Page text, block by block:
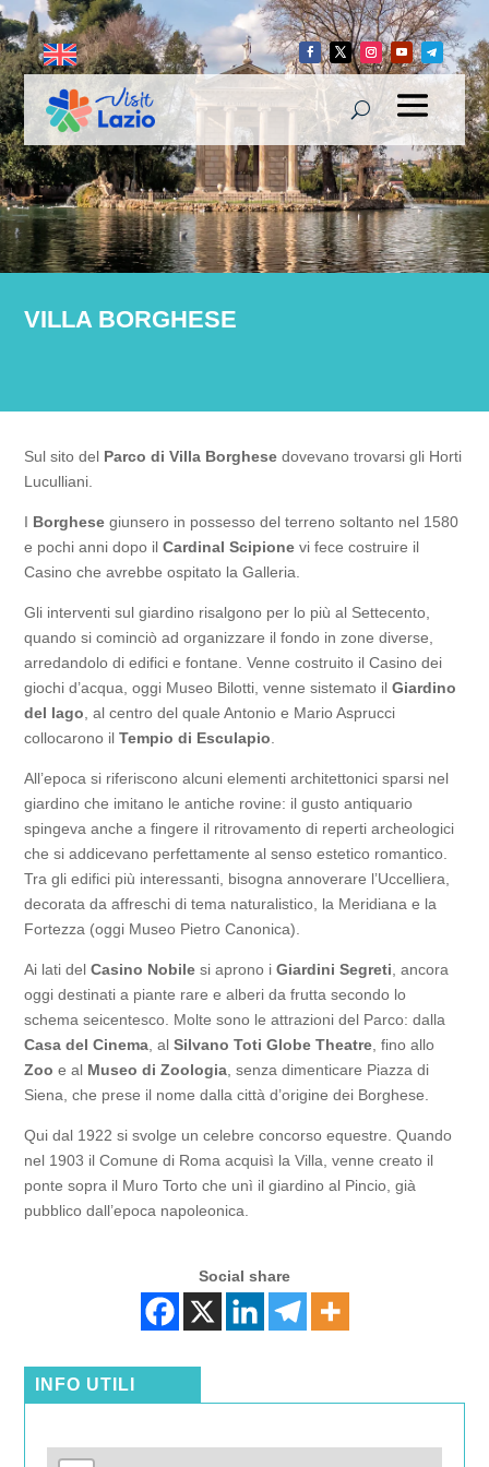
VILLA BORGHESE
Sul sito del Parco di Villa Borghese dovevano trovarsi gli Horti
Luculliani.
I Borghese giunsero in possesso del terreno soltanto nel 1580
e pochi anni dopo ilCardinal Scipione vi fece costruire il
Casino che avrebbe ospitato la Galleria.
Gli interventi sul giardino risalgono per lo più al Settecento,
quando si cominciò ad organizzare il fondo in zone diverse,
arredandolo di edifici e fontane. Venne costruito il Casino dei
giochi d’acqua, oggi Museo Bilotti, venne sistemato ilGiardino
del lago , al centro del quale Antonio e Mario Asprucci
collocarono ilTempio di Esculapio
All’epoca si riferiscono alcuni elementi architettonici sparsi nel
giardino che imitano le antiche rovine: il gusto antiquario
spingeva anche a fingere il ritrovamento di reperti archeologici
che si addicevano perfettamente al senso estetico romantico.
Tra gli edifici più interessanti, bisogna annoverare l’Uccelliera,
decorata da affreschi di tema naturalistico, la Meridiana e la
Fortezza (oggi Museo Pietro Canonica).
Ai lati delCasino Nobile si aprono iGiardini Segreti , ancora
oggi destinati a piante rare e alberi da frutta secondo lo
schema seicentesco. Molte sono le attrazioni del Parco: dalla
Casa del Cinema , alSilvano Toti Globe Theatre , fino allo
Zoo e al Museo di Zoologia , senza dimenticare Piazza di
Siena, che prese il nome dalla città d’origine dei Borghese.
Qui dal 1922 si svolge un celebre concorso equestre. Quando
nel 1903 il Comune di Roma acquisì la Villa, venne creato il
ponte sopra il Muro Torto che unì il giardino al Pincio, già
pubblico dall’epoca napoleonica.
Social share
INFO UTILI